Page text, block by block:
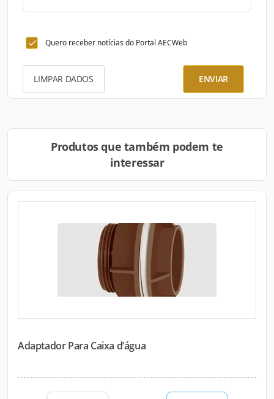
Quero receber notícias do Portal AECWeb
LIMPAR DADOS ENVIAR
Produtos que também podem te
interessar
Adaptador Para Caixa d’água